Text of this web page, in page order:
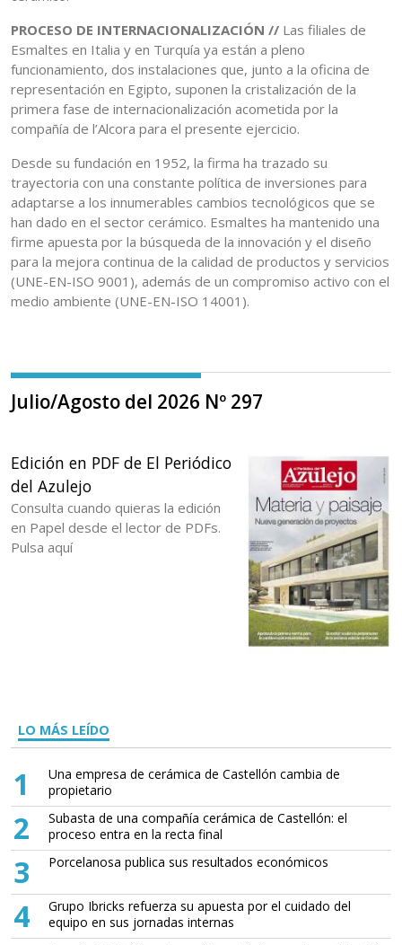
PROCESO DE INTERNACIONALIZACIÓN // Las filiales de
Esmaltes en Italia y en Turquía ya están a pleno
funcionamiento, dos instalaciones que, junto a la oficina de
representación en Egipto, suponen la cristalización de la
primera fase de internacionalización acometida por la
compañía de l’Alcora para el presente ejercicio.
Desde su fundación en 1952, la firma ha trazado su
trayectoria con una constante política de inversiones para
adaptarse a los innumerables cambios tecnológicos que se
han dado en el sector cerámico. Esmaltes ha mantenido una
firme apuesta por la búsqueda de la innovación y el diseño
para la mejora continua de la calidad de productos y servicios
(UNE-EN-ISO 9001), además de un compromiso activo con el
medio ambiente (UNE-EN-ISO 14001).
Julio/Agosto del 2026 Nº 297
Edición en PDF de El Periódico
del Azulejo
Consulta cuando quieras la edición
en Papel desde el lector de PDFs.
Pulsa aquí
LO MÁS LEÍDO
1
Una empresa de cerámica de Castellón cambia de
propietario
2
Subasta de una compañía cerámica de Castellón: el
proceso entra en la recta final
3 Porcelanosa publica sus resultados económicos
4
Grupo Ibricks refuerza su apuesta por el cuidado del
equipo en sus jornadas internas